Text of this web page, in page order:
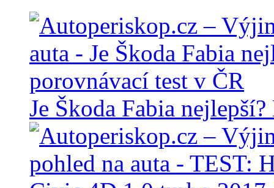
Je Škoda Fabia